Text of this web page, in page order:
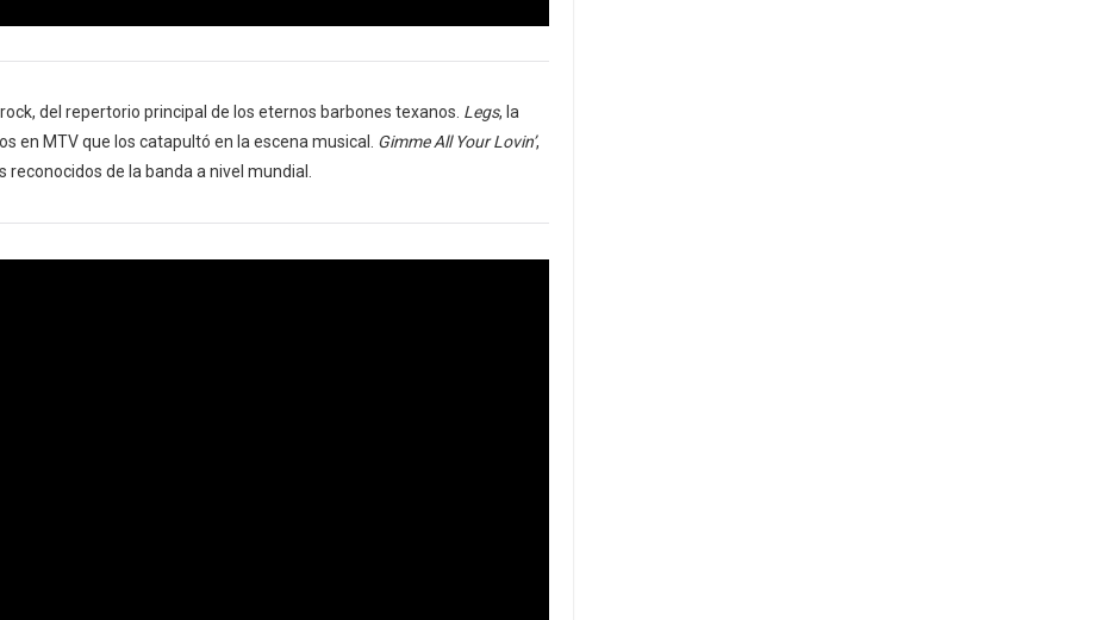
del repertorio principal de los eternos barbones texanos. Legs, la
en MTV que los catapultó en la escena musical. Gimme All Your Lovin’,
de la banda a nivel mundial.